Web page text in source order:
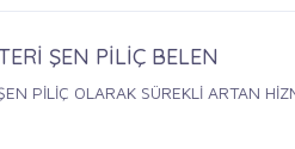
ŞEN PİLİÇ BELEN
HİZMET KALİTESİ VE